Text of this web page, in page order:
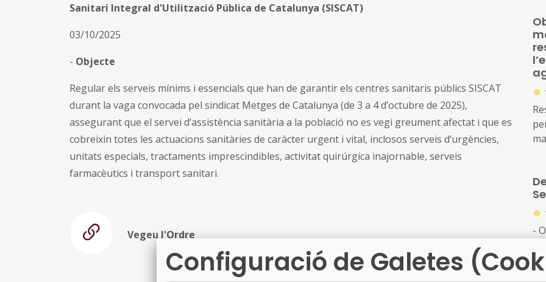
Sanitari Integral d'Utilització Pública de Catalunya (SISCAT)
03/10/2025
- Objecte
Regular els serveis mínims i essencials que han de garantir els centres sanitaris públics SISCAT
durant la vaga convocada pel sindicat Metges de Catalunya (de 3 a 4 d’octubre de 2025),
assegurant que el servei d’assistència sanitària a la població no es vegi greument afectat i que es
cobreixin totes les actuacions sanitàries de caràcter urgent i vital, inclosos serveis d’urgències,
unitats especials, tractaments imprescindibles, activitat quirúrgica inajornable, serveis
farmacèutics i transport sanitari.
Vegeu l'Ordre
el
●
el
●
-
Configuració de Galetes